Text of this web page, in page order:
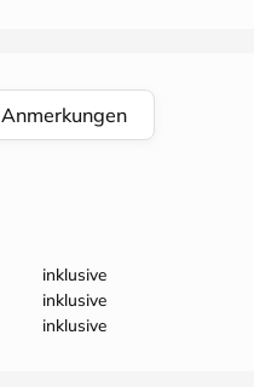
Anmerkungen
inklusive
inklusive
inklusive